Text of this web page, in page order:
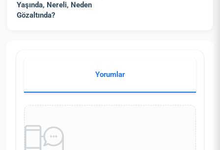
Yaşında, Nereli, Neden
Gözaltında?
Yorumlar